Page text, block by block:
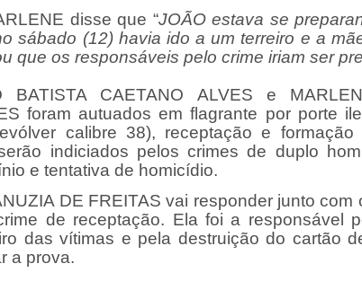
disse que “JOÃO estava se
sábado (12) havia ido a um terreiro e a
que os responsáveis pelo crime iriam ser
BATISTA CAETANO ALVES e
foram autuados em flagrante por porte
calibre 38), receptação e formação
indiciados pelos crimes de duplo
e tentativa de homicídio.
DE FREITAS vai responder junto com
de receptação. Ela foi a responsável
das vítimas e pela destruição do cartão
a prova.